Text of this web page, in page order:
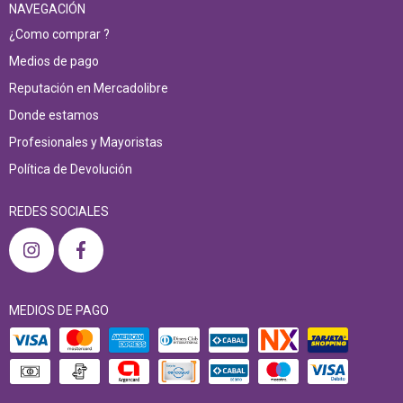
NAVEGACIÓN
¿Como comprar ?
Medios de pago
Reputación en Mercadolibre
Donde estamos
Profesionales y Mayoristas
Política de Devolución
REDES SOCIALES
MEDIOS DE PAGO